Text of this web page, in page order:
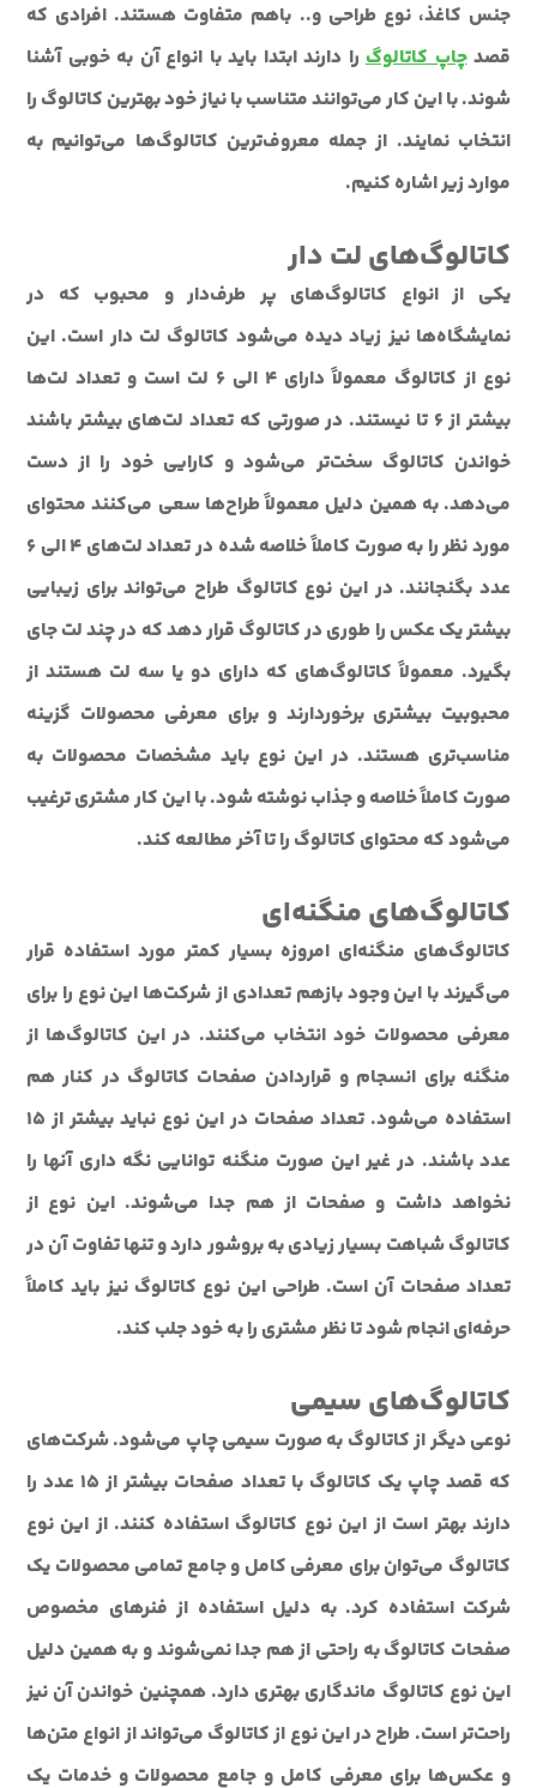
جنس کاغذ، نوع طراحی و.. باهم متفاوت هستند. افرادی که
قصدچاپ کاتالوگ را دارند ابتدا باید با انواع آن به خوبی آشنا
شوند. با این کار می‌توانند متناسب با نیاز خود بهترین کاتالوگ را
انتخاب نمایند. از جمله معروف‌ترین کاتالوگ‌ها می‌توانیم به
موارد زیر اشاره کنیم.
کاتالوگ‌های لت دار
یکی از انواع کاتالوگ‌های پر طرف‌دار و محبوب که در
نمایشگاه‌ها نیز زیاد دیده می‌شود کاتالوگ لت دار است. این
نوع از کاتالوگ معمولاً دارای 4 الی 6 لت است و تعداد لت‌ها
بیشتر از 6 تا نیستند. در صورتی که تعداد لت‌های بیشتر باشند
خواندن کاتالوگ سخت‌تر می‌شود و کارایی خود را از دست
می‌دهد. به همین دلیل معمولاً طراح‌ها سعی می‌کنند محتوای
مورد نظر را به صورت کاملاً خلاصه شده در تعداد لت‌های 4 الی 6
عدد بگنجانند. در این نوع کاتالوگ طراح می‌تواند برای زیبایی
بیشتر یک عکس را طوری در کاتالوگ قرار دهد که در چند لت جای
بگیرد. معمولاً کاتالوگ‌های که دارای دو یا سه لت هستند از
محبوبیت بیشتری برخوردارند و برای معرفی محصولات گزینه
مناسب‌تری هستند. در این نوع باید مشخصات محصولات به
صورت کاملاً خلاصه و جذاب نوشته شود. با این کار مشتری ترغیب
می‌شود که محتوای کاتالوگ را تا آخر مطالعه کند.
کاتالوگ‌های منگنه‌ای
کاتالوگ‌های منگنه‌ای امروزه بسیار کمتر مورد استفاده قرار
می‌گیرند با این وجود بازهم تعدادی از شرکت‌ها این نوع را برای
معرفی محصولات خود انتخاب می‌کنند. در این کاتالوگ‌ها از
منگنه برای انسجام و قراردادن صفحات کاتالوگ در کنار هم
استفاده می‌شود. تعداد صفحات در این نوع نباید بیشتر از 15
عدد باشند. در غیر این صورت منگنه توانایی نگه داری آنها را
نخواهد داشت و صفحات از هم جدا می‌شوند. این نوع از
کاتالوگ شباهت بسیار زیادی به بروشور دارد و تنها تفاوت آن در
تعداد صفحات آن است. طراحی این نوع کاتالوگ نیز باید کاملاً
حرفه‌ای انجام شود تا نظر مشتری را به خود جلب کند.
کاتالوگ‌های سیمی
نوعی دیگر از کاتالوگ به صورت سیمی چاپ می‌شود. شرکت‌های
که قصد چاپ یک کاتالوگ با تعداد صفحات بیشتر از 15 عدد را
دارند بهتر است از این نوع کاتالوگ استفاده کنند. از این نوع
کاتالوگ می‌توان برای معرفی کامل و جامع تمامی محصولات یک
شرکت استفاده کرد. به دلیل استفاده از فنرهای مخصوص
صفحات کاتالوگ به راحتی از هم جدا نمی‌شوند و به همین دلیل
این نوع کاتالوگ ماندگاری بهتری دارد. همچنین خواندن آن نیز
راحت‌تر است. طراح در این نوع از کاتالوگ می‌تواند از انواع متن‌ها
و عکس‌ها برای معرفی کامل و جامع محصولات و خدمات یک